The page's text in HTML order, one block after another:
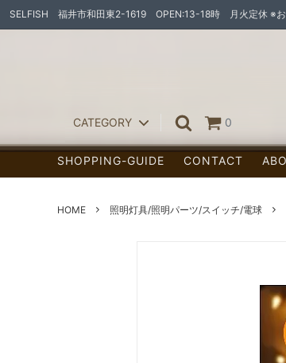
SELFISH 福井市和田東2-1619 OPEN:13-18時 月火定休 ※お
0
CATEGORY
ペンダントライト
スポット/シーリング
SHOPPING-GUIDE CONTACT
HOME 照明灯具/照明パーツ/スイッチ/電球